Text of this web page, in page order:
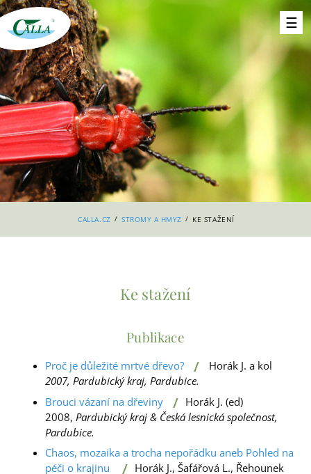
CALLA.CZ / STROMY A HMYZ / KE STAŽENÍ
Ke stažení
Publikace
Proč je důležité mrtvé dřevo? /
Horák J. a kol
2007, Pardubický kraj, Pardubice.
Brouci vázaní na dřeviny
/ Horák J. (ed)
2008, Pardubický kraj & Česká lesnická společnost,
Pardubice.
Chaos, mozaika a trocha nepořádku aneb Pohled na
péči o krajinu
/ Horák J., Šafářová L., Řehounek